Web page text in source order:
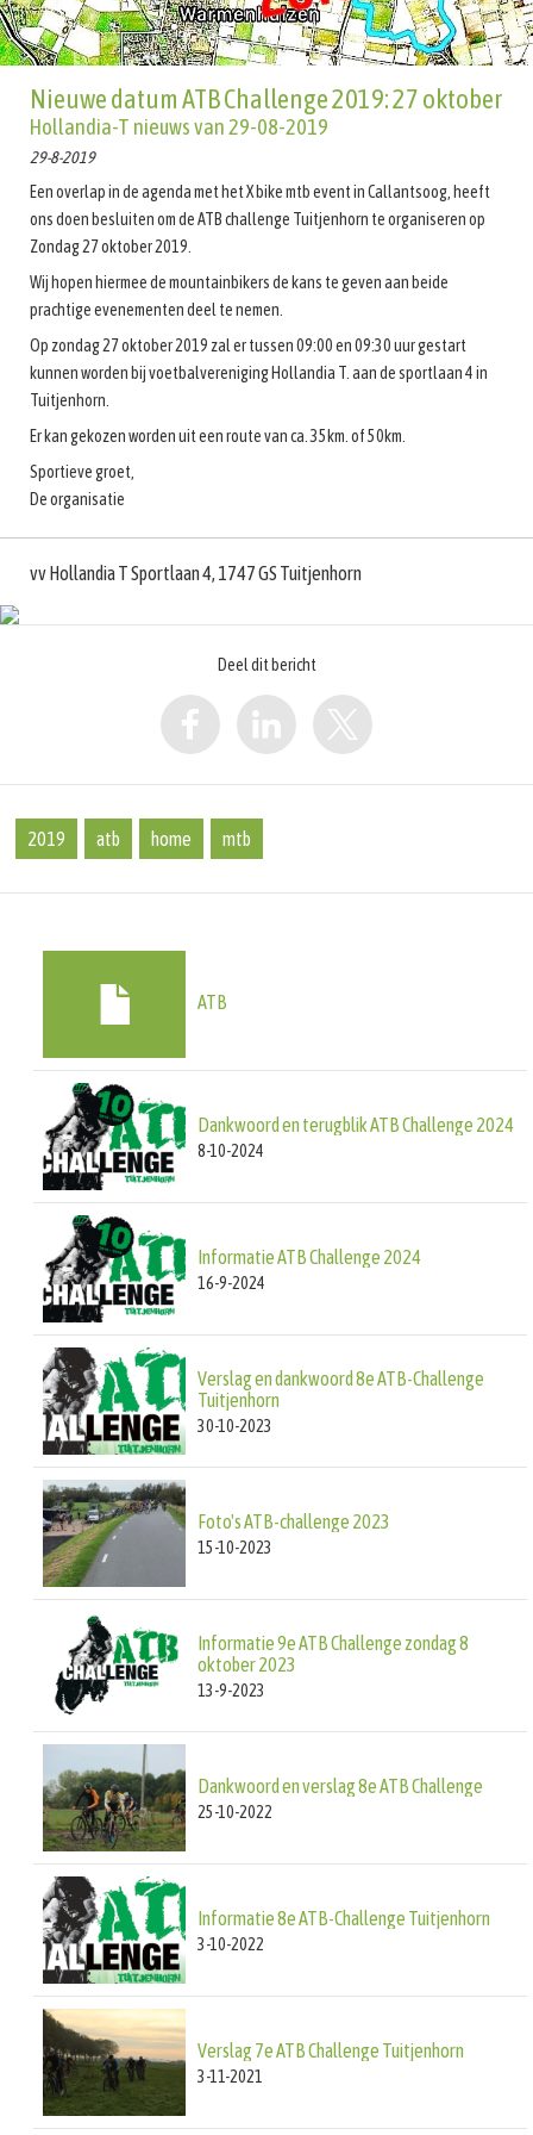
Nieuwe datum ATB Challenge 2019: 27 oktober
Hollandia-T nieuws van 29-08-2019
29-8-2019
Een overlap in de agenda met het X bike mtb event in Callantsoog, heeft
ons doen besluiten om de ATB challenge Tuitjenhorn te organiseren op
Zondag 27 oktober 2019.
Wij hopen hiermee de mountainbikers de kans te geven aan beide
prachtige evenementen deel te nemen.
Op zondag 27 oktober 2019 zal er tussen 09:00 en 09:30 uur gestart
kunnen worden bij voetbalvereniging Hollandia T. aan de sportlaan 4 in
Tuitjenhorn.
Er kan gekozen worden uit een route van ca. 35km. of 50km.
Sportieve groet,
De organisatie
vv Hollandia T Sportlaan 4, 1747 GS Tuitjenhorn
Deel dit bericht
2019 atb home mtb
ATB
Dankwoord en terugblik ATB Challenge 2024
8-10-2024
Informatie ATB Challenge 2024
16-9-2024
Verslag en dankwoord 8e ATB-Challenge
Tuitjenhorn
30-10-2023
Foto's ATB-challenge 2023
15-10-2023
Informatie 9e ATB Challenge zondag 8
oktober 2023
13-9-2023
Dankwoord en verslag 8e ATB Challenge
25-10-2022
Informatie 8e ATB-Challenge Tuitjenhorn
3-10-2022
Verslag 7e ATB Challenge Tuitjenhorn
3-11-2021